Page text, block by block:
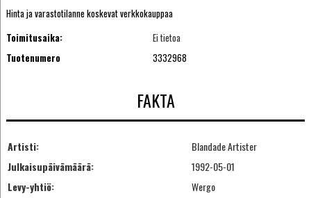
Hinta ja varastotilanne koskevat verkkokauppaa
Toimitusaika:
Ei tietoa
Tuotenumero
3332968
FAKTA
Artisti:
Blandade Artister
Julkaisupäivämäärä:
1992-05-01
Levy-yhtiö:
Wergo